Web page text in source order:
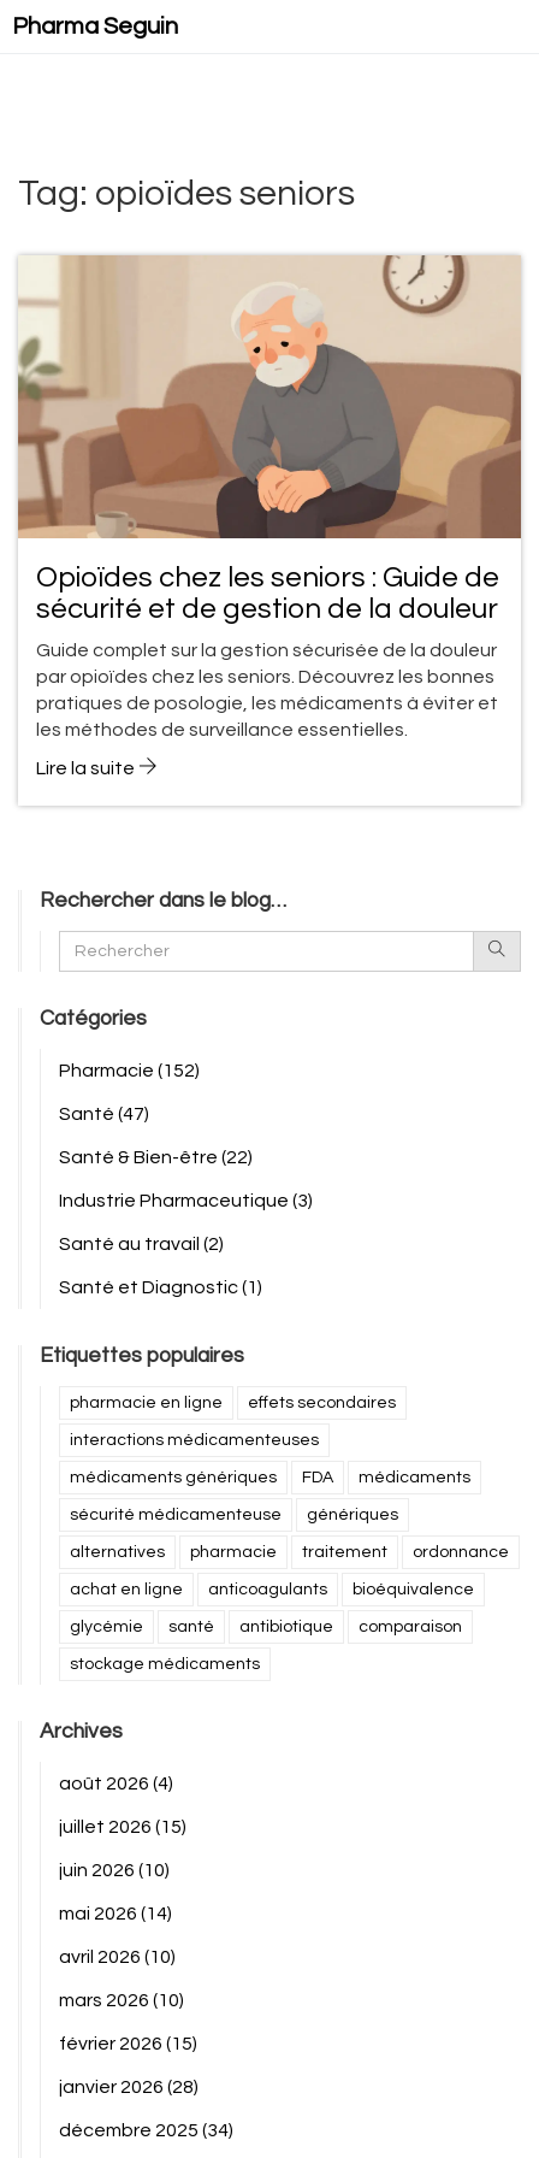
Pharma Seguin
Tag: opioïdes seniors
Opioïdes chez les seniors : Guide de
sécurité et de gestion de la douleur
Guide complet sur la gestion sécurisée de la douleur
par opioïdes chez les seniors. Découvrez les bonnes
pratiques de posologie, les médicaments à éviter et
les méthodes de surveillance essentielles.
Lire la suite
Rechercher dans le blog…
Catégories
Pharmacie (152)
Santé (47)
Santé & Bien-être (22)
Industrie Pharmaceutique (3)
Santé au travail (2)
Santé et Diagnostic(1)
Etiquettes populaires
pharmacie en ligne effets secondaires
interactions médicamenteuses
médicaments génériques FDA médicaments
sécurité médicamenteuse génériques
alternatives pharmacie traitement ordonnance
achat en ligne anticoagulants bioéquivalence
glycémie santé antibiotique comparaison
stockage médicaments
Archives
août 2026 (4)
juillet 2026 (15)
juin 2026 (10)
mai 2026 (14)
avril 2026 (10)
mars 2026 (10)
février 2026 (15)
janvier 2026 (28)
décembre 2025 (34)